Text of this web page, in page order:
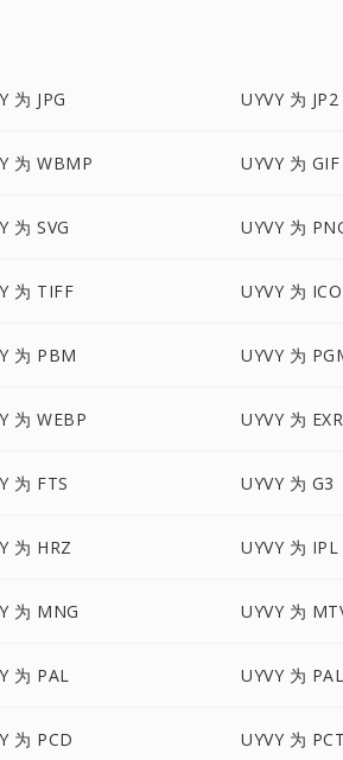
为 JPG UYVY 为 JP2
为 WBMP UYVY 为 GIF
为 SVG UYVY 为
为 TIFF UYVY 为 ICO
为 PBM UYVY 为
为 WEBP UYVY 为 EXR
为 FTS UYVY 为 G3
为 HRZ UYVY 为 IPL
为 MNG UYVY 为
为 PAL UYVY 为
为 PCD UYVY 为 PCT